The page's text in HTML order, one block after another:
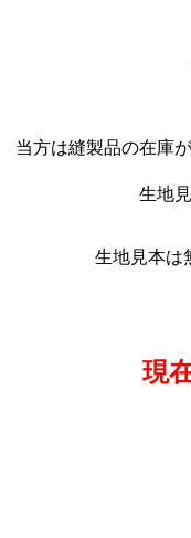
当方は縫製品の在庫
生地
生地見本は
現